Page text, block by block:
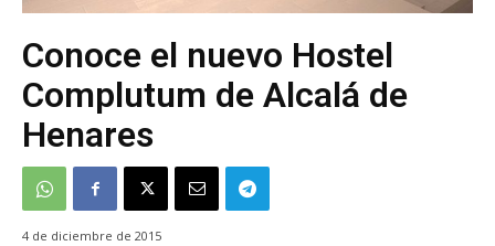
Conoce el nuevo Hostel
Complutum de Alcalá de
Henares
4 de diciembre de 2015